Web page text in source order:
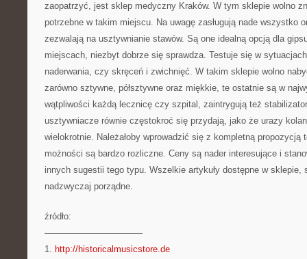
zaopatrzyć, jest sklep medyczny Kraków. W tym sklepie wolno
potrzebne w takim miejscu. Na uwagę zasługują nade wszystko
zezwalają na usztywnianie stawów. Są one idealną opcją dla
miejscach, niezbyt dobrze się sprawdza. Testuje się w
naderwania, czy skręceń i zwichnięć. W takim sklepie wolno
zarówno sztywne, półsztywne oraz miękkie, te ostatnie są w
wątpliwości każdą lecznicę czy szpital, zaintrygują też
usztywniacze równie częstokroć się przydają, jako że urazy
wielokrotnie. Należałoby wprowadzić się z kompletną propozycją
możności są bardzo rozliczne. Ceny są nader interesujące i
innych sugestii tego typu. Wszelkie artykuły dostępne w sklepie,
nadzwyczaj porządne.
źródło:
———————————
1. http://historicalmusicstore.de